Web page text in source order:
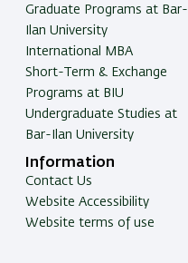
Graduate Programs at Bar-
Ilan University
International MBA
Short-Term & Exchange
Programs at BIU
Undergraduate Studies at
Bar-Ilan University
Information
Contact Us
Website Accessibility
Website terms of use